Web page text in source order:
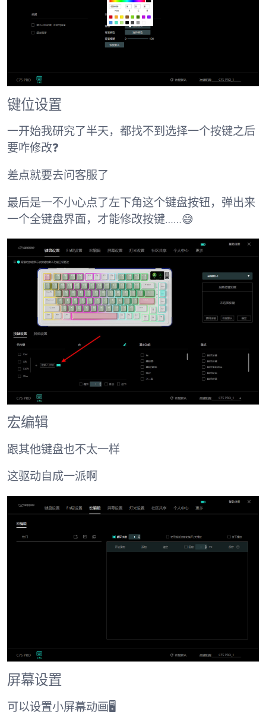
键位设置
一开始我研究了半天，都找不到选择一个按键之后
要咋修改❓
差点就要去问客服了
最后是一不小心点了左下角这个键盘按钮，弹出来
一个全键盘界面，才能修改按键……😅
宏编辑
跟其他键盘也不太一样
这驱动自成一派啊
屏幕设置
可以设置小屏幕动画🖥